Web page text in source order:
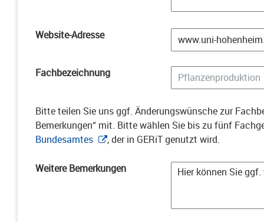
Website-Adresse
Fachbezeichnung
Bitte teilen Sie uns ggf. Änderungswünsche zur
Bemerkungen“ mit. Bitte wählen Sie bis zu fünf
Bundesamtes
, der in GERiT genutzt wird.
Weitere Bemerkungen